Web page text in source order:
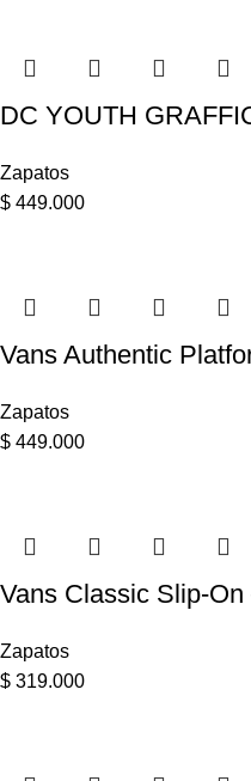
DC YOUTH
Zapatos
$ 449.000
Vans Authentic
Zapatos
$ 449.000
Vans Classic Slip-
Zapatos
$ 319.000